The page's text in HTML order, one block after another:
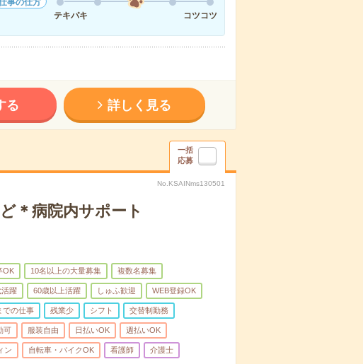
事の仕方
テキパキ
コツコツ
る 詳しく見る
一括
応募
No.KSAINms130501
＊病院内サポート
OK 10名以上の大量募集 複数名募集
躍 60歳以上活躍 しゅふ歓迎 WEB登録OK
での仕事 残業少 シフト 交替制勤務
可 服装自由 日払いOK 週払いOK
ン 自転車・バイクOK 看護師 介護士